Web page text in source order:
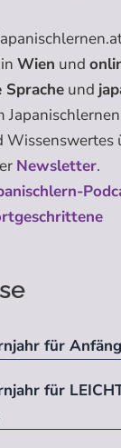
in Wien und
Sprache und
Wissenswertes
Newsletter.
für
für